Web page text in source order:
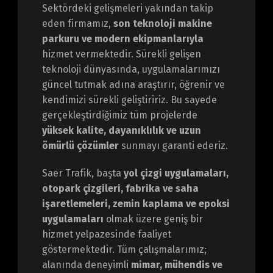
Sektördeki gelişmeleri yakından takip
eden firmamız, son teknoloji makine
parkuru ve modern ekipmanlarıyla
hizmet vermektedir. Sürekli gelişen
teknoloji dünyasında, uygulamalarımızı
güncel tutmak adına araştırır, öğrenir ve
kendimizi sürekli geliştiririz. Bu sayede
gerçekleştirdiğimiz tüm projelerde
yüksek kalite, dayanıklılık ve uzun
ömürlü çözümlersunmayı garanti ederiz.
Saer Trafik, başta yol çizgi uygulamaları,
otopark çizgileri, fabrika ve saha
işaretlemeleri, zemin kaplama ve epoksi
uygulamaları olmak üzere geniş bir
hizmet yelpazesinde faaliyet
göstermektedir. Tüm çalışmalarımız;
alanında deneyimli mimar, mühendis ve